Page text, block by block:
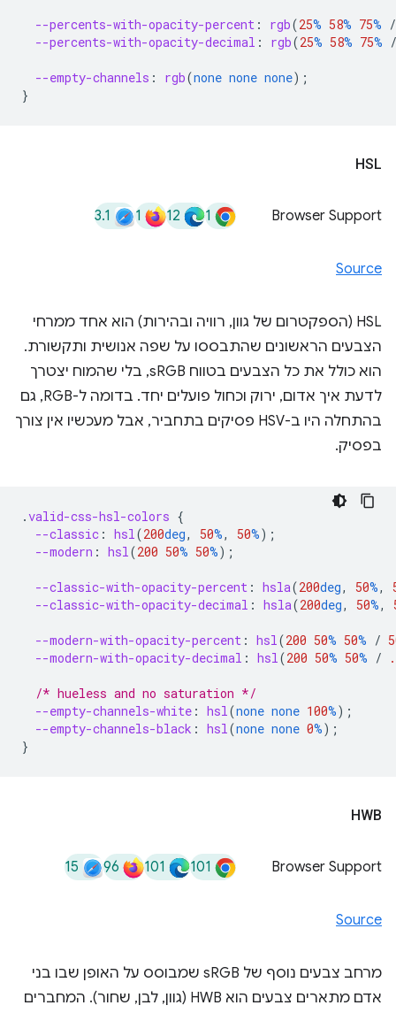
--percents-with-opacity-percent : rgb(25% 58% 75% /
--percents-with-opacity-decimal : rgb(25% 58% 75% /
--empty-channels : rgb(none none none);
}
HSL
Browser Support
1
12
1
3.1
Source
HSL (הספקטרום של גוון, רוויה ובהירות) הוא אחד ממרחי
הצבעים הראשונים שהתבססו על שפה אנושית ותקשורת.
הוא כולל את כל הצבעים בטווח sRGB, בלי שהמוח יצטרך
לדעת איך אדום, ירוק וכחול פועלים יחד. בדומה ל-RGB, גם
בהתחלה היו ב-HSV פסיקים בתחביר, אבל מעכשיו אין צורך
בפסיק.
.valid-css-hsl-colors {
--classic : hsl(200deg, 50%, 50%);
--modern : hsl(200 50% 50%);
--classic-with-opacity-percent : hsla(200deg, 50%,
--classic-with-opacity-decimal : hsla(200deg, 50%,
--modern-with-opacity-percent : hsl(200 50% 50% /
--modern-with-opacity-decimal : hsl(200 50% 50% /
/* hueless and no saturation */
--empty-channels-white : hsl(none none 100%);
--empty-channels-black : hsl(none none 0%);
}
HWB
Browser Support
101
101
96
15
Source
מרחב צבעים נוסף של sRGB שמבוסס על האופן שבו בני
אדם מתארים צבעים הוא HWB (גוון, לבן, שחור). המחברים